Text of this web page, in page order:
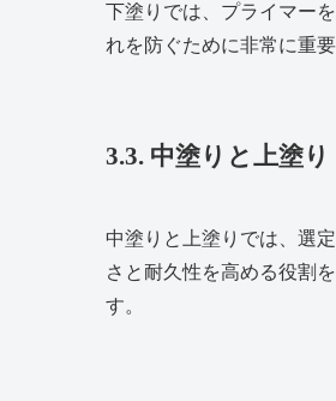
下塗りでは、プライマー
れを防ぐために非常に重
3.3. 中塗りと上塗り
中塗りと上塗りでは、選
さと耐久性を高める役割
す。